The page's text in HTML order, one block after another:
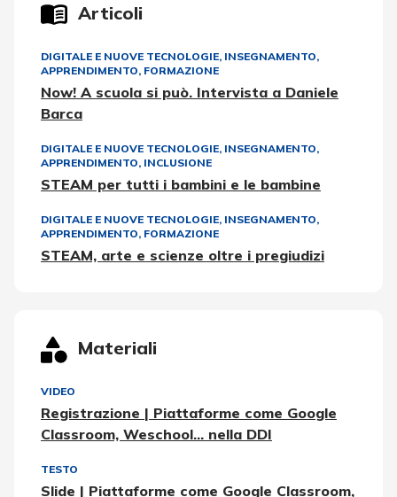
Articoli
DIGITALE E NUOVE TECNOLOGIE, INSEGNAMENTO,
APPRENDIMENTO, FORMAZIONE
Now! A scuola si può. Intervista a Daniele
Barca
DIGITALE E NUOVE TECNOLOGIE, INSEGNAMENTO,
APPRENDIMENTO, INCLUSIONE
STEAM per tutti i bambini e le bambine
DIGITALE E NUOVE TECNOLOGIE, INSEGNAMENTO,
APPRENDIMENTO, FORMAZIONE
STEAM, arte e scienze oltre i pregiudizi
Materiali
VIDEO
Registrazione | Piattaforme come Google
Classroom, Weschool... nella DDI
TESTO
Slide | Piattaforme come Google Classroom,